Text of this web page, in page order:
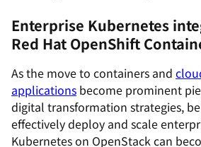
Enterprise Kubernetes
Red Hat OpenShift
As the move to containers and
applications become prominent
digital transformation strategies,
effectively deploy and scale
Kubernetes on OpenStack can